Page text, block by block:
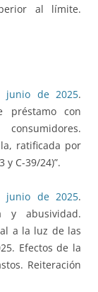
al límite.
junio de 2025.
préstamo con
ratificada por
y C-39/24)”.
junio de 2025.
y abusividad.
a la luz de las
Efectos de la
Reiteración